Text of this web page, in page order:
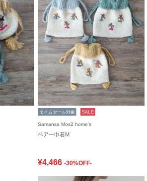
タイムセール対象 SALE
Samansa Mos2 home's
ベアー巾着M
¥4,466 -30%OFF-